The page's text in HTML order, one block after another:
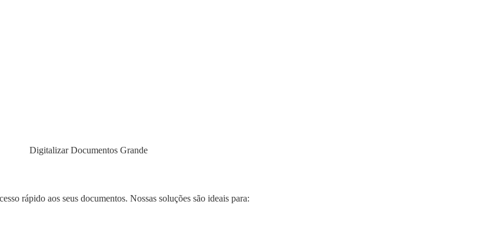
rápido aos seus documentos. Nossas soluções são ideais para: